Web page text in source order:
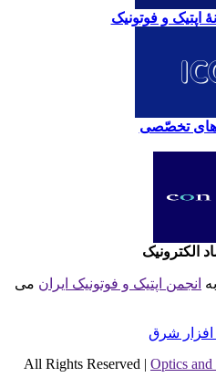
اپتیک و فوتونیک
تخصّصی
الکترونیک
انجمن اپتیک و فوتونیک ایران می
شرق
Optics